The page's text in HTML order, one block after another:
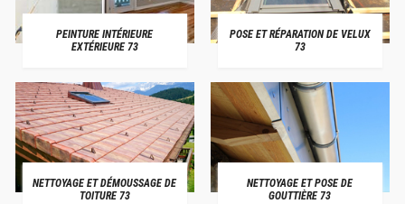
PEINTURE INTÉRIEURE
EXTÉRIEURE 73
POSE ET RÉPARATION DE VELUX
73
NETTOYAGE ET DÉMOUSSAGE DE
TOITURE 73
NETTOYAGE ET POSE DE
GOUTTIÈRE 73